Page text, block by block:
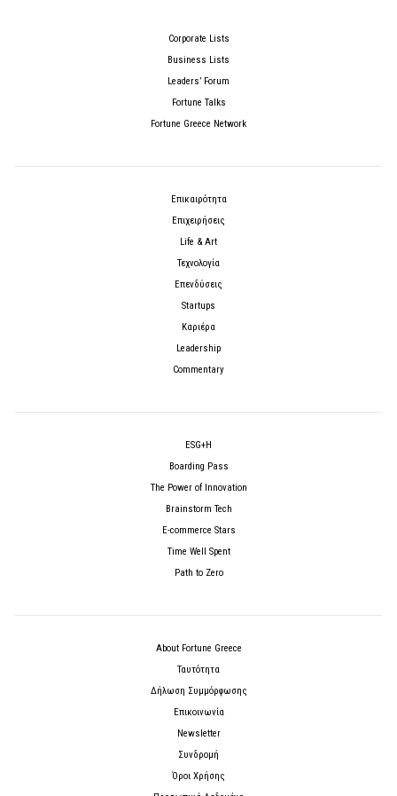
Corporate Lists
Business Lists
Leaders’ Forum
Fortune Talks
Fortune Greece Network
Επικαιρότητα
Επιχειρήσεις
Life & Art
Τεχνολογία
Επενδύσεις
Startups
Καριέρα
Leadership
Commentary
ESG+H
Boarding Pass
The Power of Innovation
Brainstorm Tech
E-commerce Stars
Time Well Spent
Path to Zero
About Fortune Greece
Ταυτότητα
Δήλωση Συμμόρφωσης
Επικοινωνία
Newsletter
Συνδρομή
Όροι Χρήσης